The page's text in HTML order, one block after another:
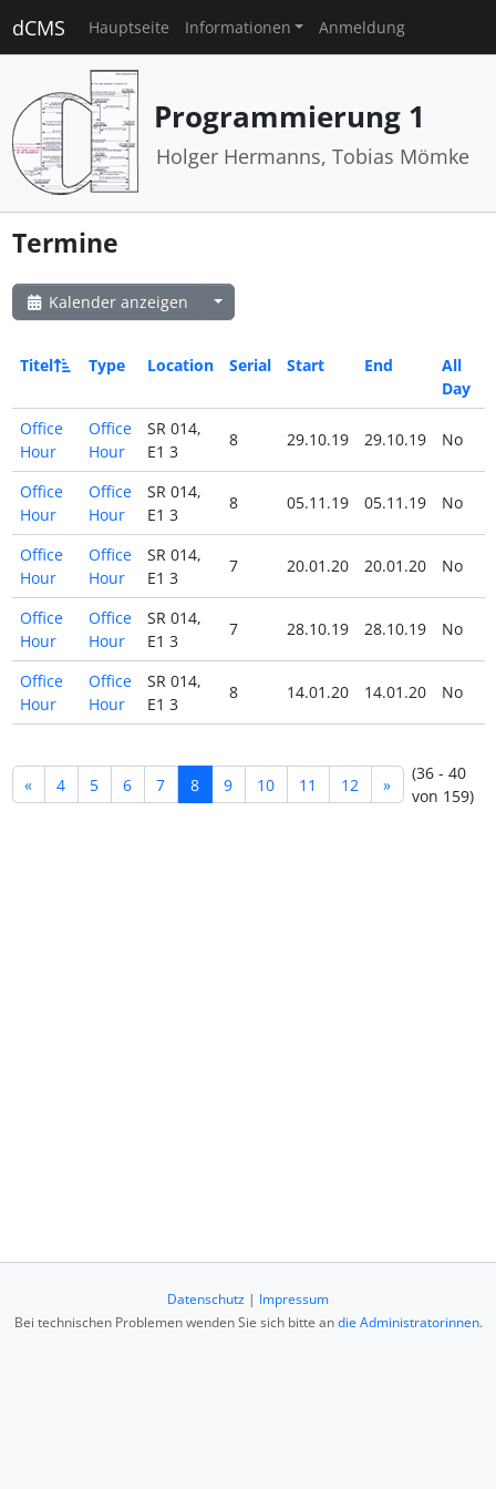
dCMS Hauptseite Informationen Anmeldung
Programmierung 1
Holger Hermanns, Tobias Mömke
Termine
Kalender anzeigen
Titel Type Location Serial Start End
All
Day
Office
Hour
Office
Hour
SR 014,
E1 3
8 29.10.19 29.10.19 No
Office
Hour
Office
Hour
SR 014,
E1 3
8 05.11.19 05.11.19 No
Office
Hour
Office
Hour
SR 014,
E1 3
7 20.01.20 20.01.20 No
Office
Hour
Office
Hour
SR 014,
E1 3
7 28.10.19 28.10.19 No
Office
Hour
Office
Hour
SR 014,
E1 3
8 14.01.20 14.01.20 No
« 4 5 6 7 8 9 10 11 12 »
(36 - 40
von 159)
Datenschutz | Impressum
Bei technischen Problemen wenden Sie sich bitte andie Administratorinnen.